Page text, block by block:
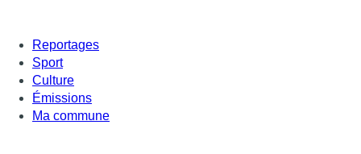
Reportages
Sport
Culture
Émissions
Ma commune